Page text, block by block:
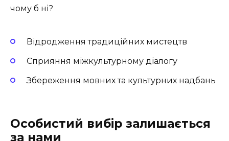
чому б ні?
Відродження традиційних мистецтв
Сприяння міжкультурному діалогу
Збереження мовних та культурних надбань
Особистий вибір залишається
за нами